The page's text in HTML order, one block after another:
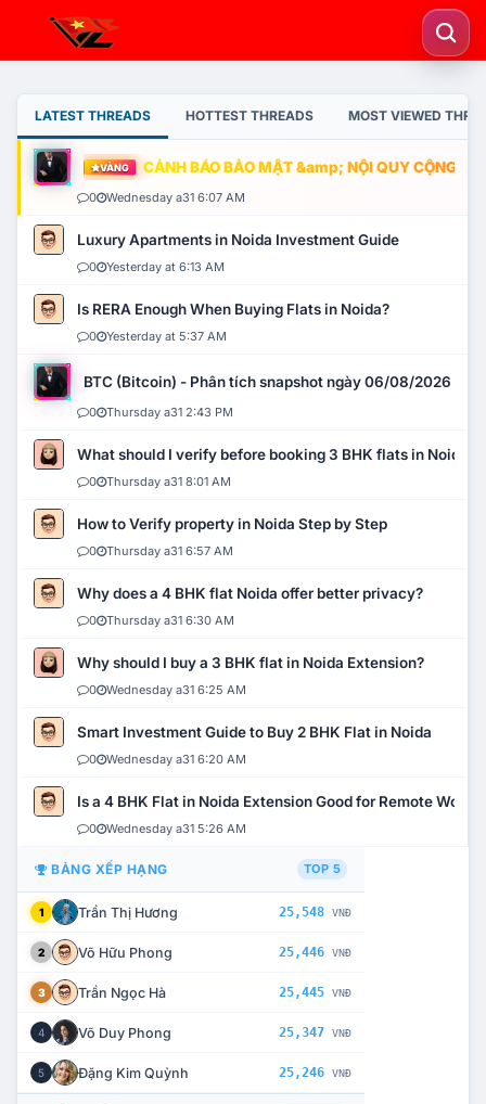
LATEST THREADS HOTTEST THREADS MOST VIEWED
VÀNG CẢNH BÁO BẢO MẬT &amp; NỘI QUY CỘNG
0 Wednesday a31 6:07 AM
Luxury Apartments in Noida Investment Guide
0 Yesterday at 6:13 AM
Is RERA Enough When Buying Flats in Noida?
0 Yesterday at 5:37 AM
BTC (Bitcoin) - Phân tích snapshot ngày 06/08/2026
0 Thursday a31 2:43 PM
What should I verify before booking 3 BHK flats in Noida?
0 Thursday a31 8:01 AM
How to Verify property in Noida Step by Step
0 Thursday a31 6:57 AM
Why does a 4 BHK flat Noida offer better privacy?
0 Thursday a31 6:30 AM
Why should I buy a 3 BHK flat in Noida Extension?
0 Wednesday a31 6:25 AM
Smart Investment Guide to Buy 2 BHK Flat in Noida
0 Wednesday a31 6:20 AM
Is a 4 BHK Flat in Noida Extension Good for Remote Work?
0 Wednesday a31 5:26 AM
BẢNG XẾP HẠNG TOP 5
1 Trần Thị Hương 25,548 VNĐ
2 Võ Hữu Phong 25,446 VNĐ
3 Trần Ngọc Hà 25,445 VNĐ
4 Võ Duy Phong 25,347 VNĐ
5 Đặng Kim Quỳnh 25,246 VNĐ